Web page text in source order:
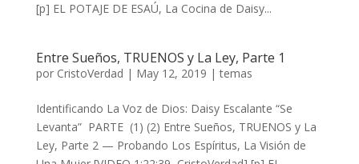
[p] EL POTAJE DE ESAÚ, La Cocina de Daisy...
Entre Sueños, TRUENOS y La Ley, Parte 1
por CristoVerdad | May 12, 2019 |temas
Identificando La Voz de Dios: Daisy Escalante “Se
Levanta” PARTE (1) (2) Entre Sueños, TRUENOS y La
Ley, Parte 2 — Probando Los Espíritus, La Visión de